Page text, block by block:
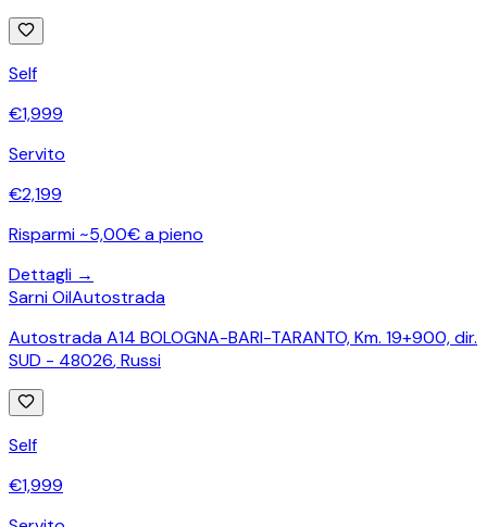
Self
€1,999
Servito
€2,199
Risparmi ~5,00€ a pieno
Dettagli →
Sarni OilAutostrada
Autostrada A14 BOLOGNA-BARI-TARANTO, Km. 19+900, dir.
SUD - 48026,Russi
Self
€1,999